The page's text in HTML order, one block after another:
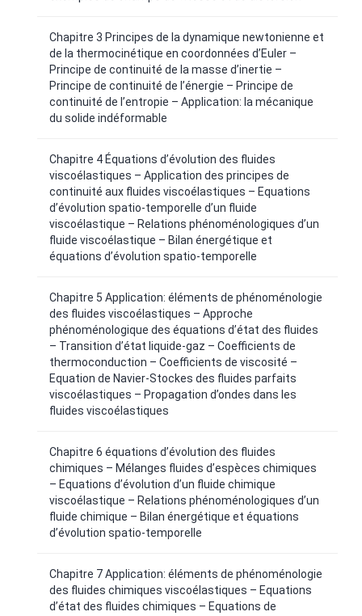
Chapitre 3 Principes de la dynamique newtonienne et
de la thermocinétique en coordonnées d’Euler –
Principe de continuité de la masse d’inertie –
Principe de continuité de l’énergie – Principe de
continuité de l’entropie – Application: la mécanique
du solide indéformable
Chapitre 4 Équations d’évolution des fluides
viscoélastiques – Application des principes de
continuité aux fluides viscoélastiques – Equations
d’évolution spatio-temporelle d’un fluide
viscoélastique – Relations phénoménologiques d’un
fluide viscoélastique – Bilan énergétique et
équations d’évolution spatio-temporelle
Chapitre 5 Application: éléments de phénoménologie
des fluides viscoélastiques – Approche
phénoménologique des équations d’état des fluides
– Transition d’état liquide-gaz – Coefficients de
thermoconduction – Coefficients de viscosité –
Equation de Navier-Stockes des fluides parfaits
viscoélastiques – Propagation d’ondes dans les
fluides viscoélastiques
Chapitre 6 équations d’évolution des fluides
chimiques – Mélanges fluides d’espèces chimiques
– Equations d’évolution d’un fluide chimique
viscoélastique – Relations phénoménologiques d’un
fluide chimique – Bilan énergétique et équations
d’évolution spatio-temporelle
Chapitre 7 Application: éléments de phénoménologie
des fluides chimiques viscoélastiques – Equations
d’état des fluides chimiques – Equations de